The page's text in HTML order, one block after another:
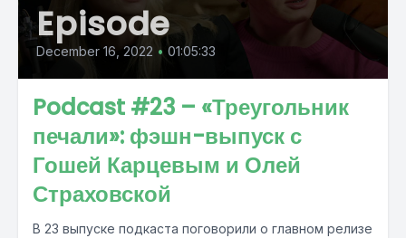
Episode
December 16, 2022 • 01:05:33
Podcast #23 – «Треугольник
печали»: фэшн-выпуск с
Гошей Карцевым и Олей
Страховской
В 23 выпуске подкаста поговорили о главном релизе